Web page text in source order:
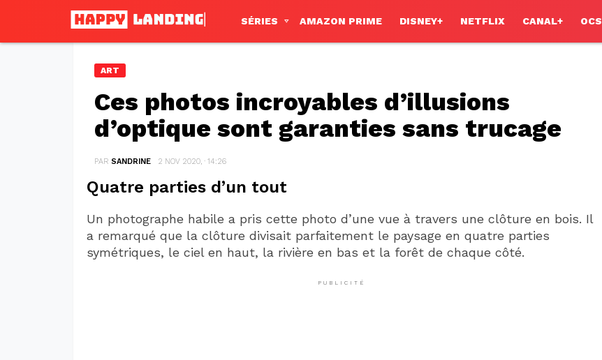
SÉRIES AMAZON PRIME DISNEY+ NETFLIX CANAL+ OCS
ART
Ces photos incroyables d’illusions
d’optique sont garanties sans trucage
PAR SANDRINE 2 NOV 2020, · 14:26
Quatre parties d’un tout
Un photographe habile a pris cette photo d’une vue à travers une clôture en bois. Il
a remarqué que la clôture divisait parfaitement le paysage en quatre parties
symétriques, le ciel en haut, la rivière en bas et la forêt de chaque côté.
PUBLICITÉ